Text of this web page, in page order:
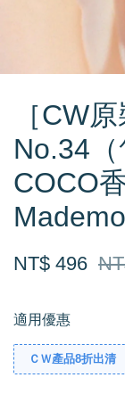
［CW
No.34
COCO
NT$ 496
適用優惠
ＣＷ產品8折出清